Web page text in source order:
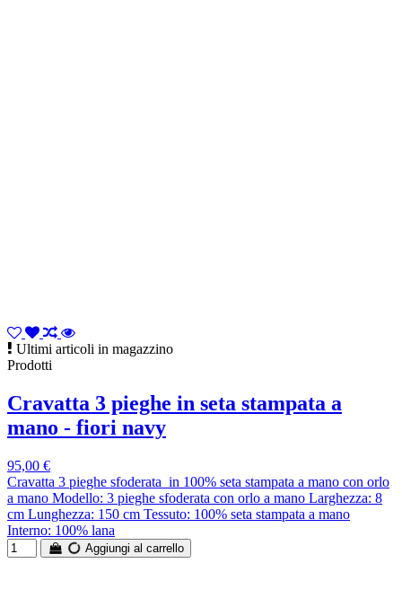
Ultimi articoli in magazzino
Prodotti
Cravatta 3 pieghe in seta stampata a
mano - fiori navy
95,00 €
Cravatta 3 pieghe sfoderata in 100% seta stampata a mano con orlo
a mano Modello: 3 pieghe sfoderata con orlo a mano Larghezza: 8
cm Lunghezza: 150 cm Tessuto: 100% seta stampata a mano
Interno: 100% lana
Aggiungi al carrello